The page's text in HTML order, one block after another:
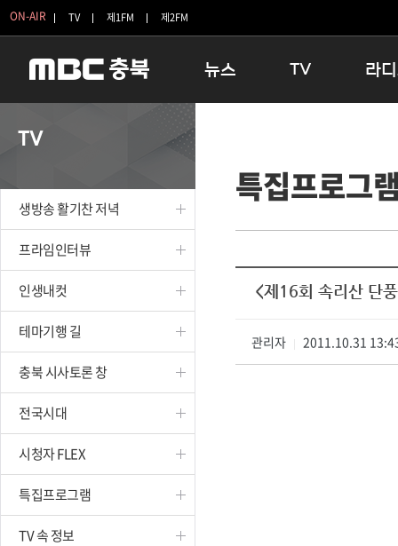
ON-AIR TV 제1FM 제2FM
뉴스
보은
옥천
TV
인생내컷
테마기행 길
시청자 FLEX
특집프로그램
종영프로그램
라
16:00 완
우리 고
TV
생방송 활기찬 저녁
프라임인터뷰
인생내컷
테마기행 길
충북 시사토론 창
전국시대
시청자 FLEX
특집프로그램
TV 속 정보
특집프로그
<제16회 속리산 단
관리자 2011.10.31